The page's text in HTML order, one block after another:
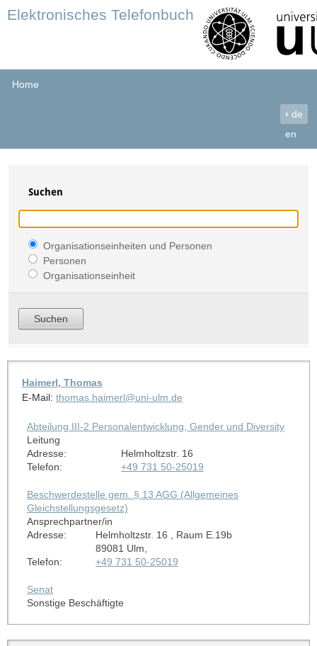
Elektronisches Telefonbuch
Home
› de
en
Suchen
Organisationseinheiten und Personen
Personen
Organisationseinheit
Haimerl, Thomas
E-Mail: thomas.haimerl@uni-ulm.de
Abteilung III-2 Personalentwicklung, Gender und Diversity
Leitung
Adresse:
Helmholtzstr. 16
Telefon:
+49 731 50-25019
Beschwerdestelle gem. § 13 AGG (Allgemeines
Gleichstellungsgesetz)
Ansprechpartner/in
Adresse:
Helmholtzstr. 16 , Raum E.19b
89081 Ulm,
Telefon:
+49 731 50-25019
Senat
Sonstige Beschäftigte